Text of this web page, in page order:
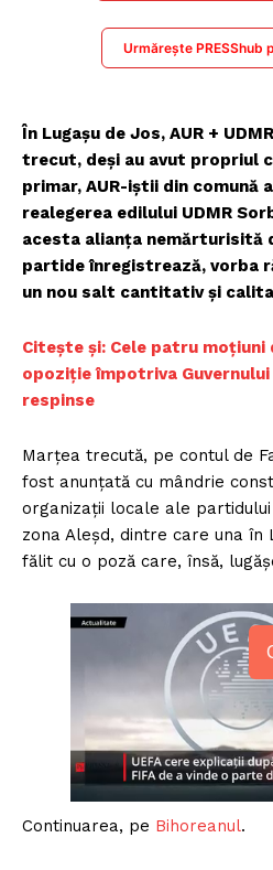
Urmărește PRESShub
În Lugașu de Jos, AUR +
trecut, deși au avut propriul
primar, AUR-iștii din
realegerea edilului UDMR
acesta alianța nemărturisită
partide înregistrează, vorba
un nou salt cantitativ și
Citește și: Cele patru moțiuni
opoziție împotriva
respinse
Marțea trecută, pe contul de
fost anunțată cu mândrie
organizații locale ale partidului
zona Aleșd, dintre care una în
fălit cu o poză care, însă,
Continuarea, pe Bihoreanul.